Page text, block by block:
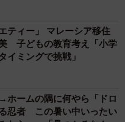
ティー」 マレーシア移住
子どもの教育考え「小学
イミングで挑戦」
ホームの隅に何やら「ドロ
忍者 この暑い中いったい